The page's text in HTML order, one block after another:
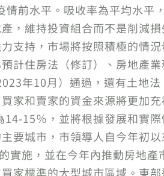
前水平。吸收率為平均水平
，維持投資組合而不是削減
支持，市場將按照積極的情
計住房法（修訂）、房地產
年10月）通過，還有土地
家和賣家的資金來源將更加
15％，並將根據發展和實
要城市，市領導人自今年初
施，並在今年內推動房地產
家標準的大型城市區域。東